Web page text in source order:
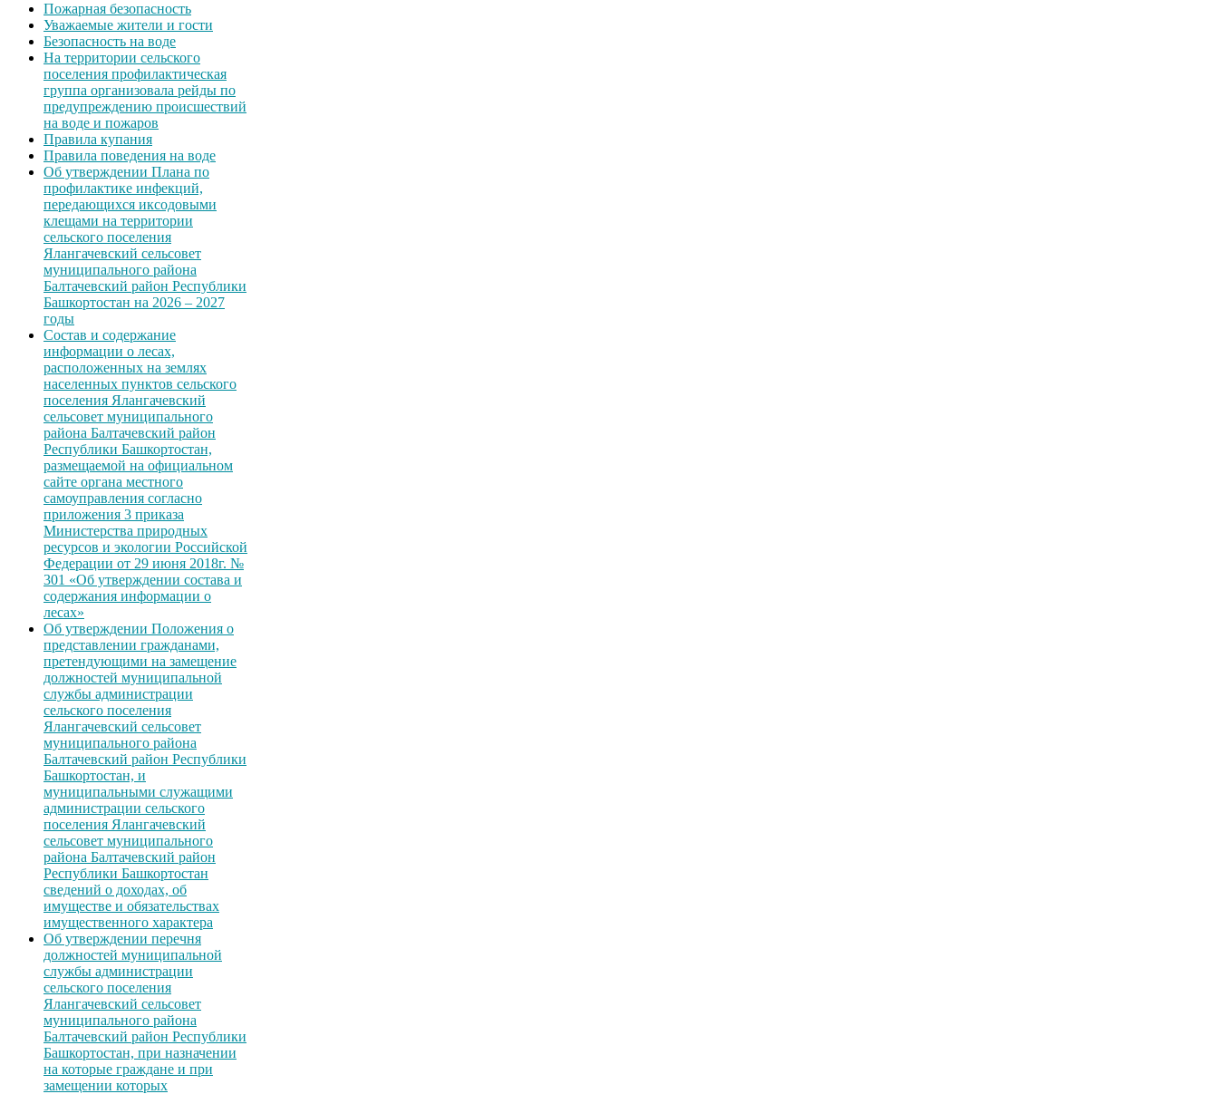
Пожарная безопасность
Уважаемые жители и гости
Безопасность на воде
На территории сельского
поселения профилактическая
группа организовала рейды по
предупреждению происшествий
на воде и пожаров
Правила купания
Правила поведения на воде
Об утверждении Плана по
профилактике инфекций,
передающихся иксодовыми
клещами на территории
сельского поселения
Ялангачевский сельсовет
муниципального района
Балтачевский район Республики
Башкортостан на 2026 – 2027
годы
Состав и содержание
информации о лесах,
расположенных на землях
населенных пунктов сельского
поселения Ялангачевский
сельсовет муниципального
района Балтачевский район
Республики Башкортостан,
размещаемой на официальном
сайте органа местного
самоуправления согласно
приложения 3 приказа
Министерства природных
ресурсов и экологии Российской
Федерации от 29 июня 2018г. №
301 «Об утверждении состава и
содержания информации о
лесах»
Об утверждении Положения о
представлении гражданами,
претендующими на замещение
должностей муниципальной
службы администрации
сельского поселения
Ялангачевский сельсовет
муниципального района
Балтачевский район Республики
Башкортостан, и
муниципальными служащими
администрации сельского
поселения Ялангачевский
сельсовет муниципального
района Балтачевский район
Республики Башкортостан
сведений о доходах, об
имуществе и обязательствах
имущественного характера
Об утверждении перечня
должностей муниципальной
службы администрации
сельского поселения
Ялангачевский сельсовет
муниципального района
Балтачевский район Республики
Башкортостан, при назначении
на которые граждане и при
замещении которых